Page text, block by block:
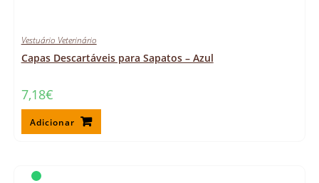
Vestuário Veterinário
Capas Descartáveis para Sapatos – Azul
7,18€
Adicionar